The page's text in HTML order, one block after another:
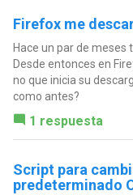
Firefox me
Hace un par de meses
Desde entonces en
no que inicia su
como antes?
1 respuesta
Script para
predeterminado